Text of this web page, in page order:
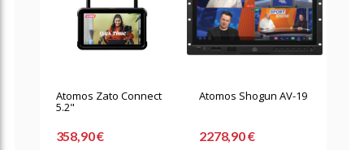
Atomos Zato Connect
5.2"
358,90 €
Atomos Shogun AV-19
2278,90 €